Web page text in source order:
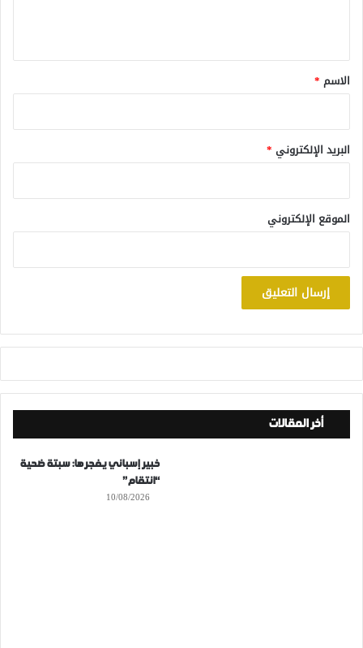
*
الاسم *
البريد الإلكتروني *
الموقع الإلكتروني
أخر المقالات
خبير إسباني يفجرها: سبتة ضحية
“انتقام”
10/08/2026